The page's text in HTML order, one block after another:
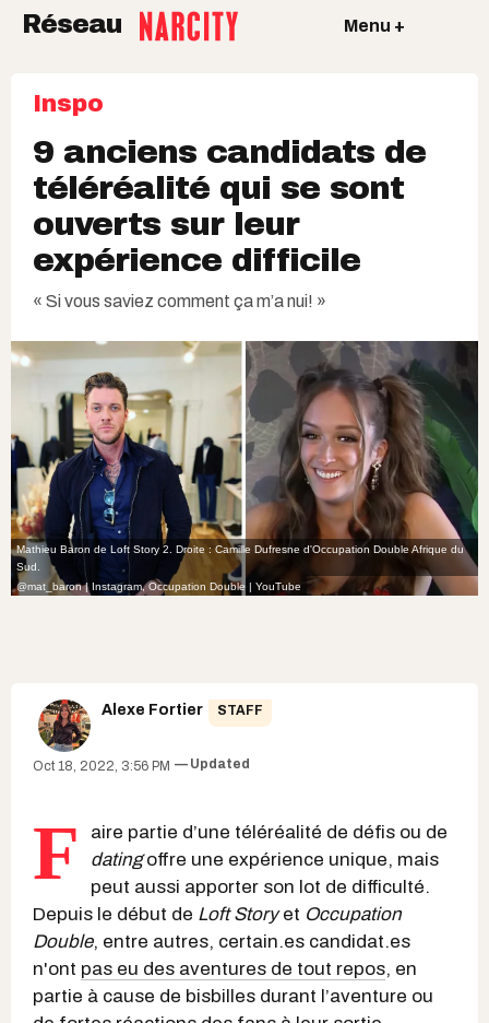
Réseau Menu +
Inspo
9 anciens candidats de
téléréalité qui se sont
ouverts sur leur
expérience difficile
« Si vous saviez comment ça m’a nui! »
Mathieu Baron de Loft Story 2. Droite : Camille Dufresne d'Occupation Double Afrique du
Sud.
@mat_baron | Instagram,Occupation Double | YouTube
Alexe Fortier STAFF
Oct 18, 2022, 3:56 PM Updated
F
aire partie d’une téléréalité de défis ou de
datingoffre une expérience unique, mais
peut aussi apporter son lot de difficulté.
Depuis le début de Loft Storyet Occupation
Double, entre autres, certain.es candidat.es
n'ont pas eu des aventures de tout repos, en
partie à cause de bisbilles durant l’aventure ou